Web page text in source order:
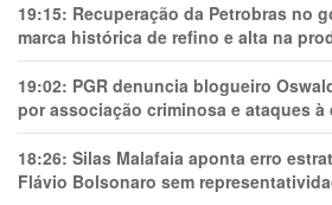
19:15: Recuperação da Petrobras no
marca histórica de refino e alta na
19:02: PGR denuncia blogueiro
por associação criminosa e ataques à
18:26: Silas Malafaia aponta erro
Flávio Bolsonaro sem